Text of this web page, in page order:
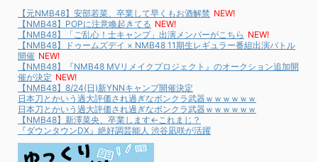
【元NMB48】安部若菜、卒業して早くもお酒解禁 NEW!
【NMB48】POPに注意喚起きてる NEW!
【NMB48】「ご乱心！士キャンプ」出演メンバーがこちら NEW!
【NMB48】ドゥームズデイ × NMB48 11期生レギュラー番組出演バトル
開催 NEW!
【NMB48】『NMB48 MVリメイクプロジェクト』のオークション追加開
催が決定 NEW!
【NMB48】8/24(日)新YNNキャンプ開催決定
日本刀とかいう過大評価され過ぎなボンクラ武器ｗｗｗｗｗｗ
日本刀とかいう過大評価され過ぎなボンクラ武器ｗｗｗｗｗｗ
【NMB48】新澤菜央、卒業します←これまじ？
『ダウンタウンDX』絶好調芸能人 渋谷凪咲が活躍